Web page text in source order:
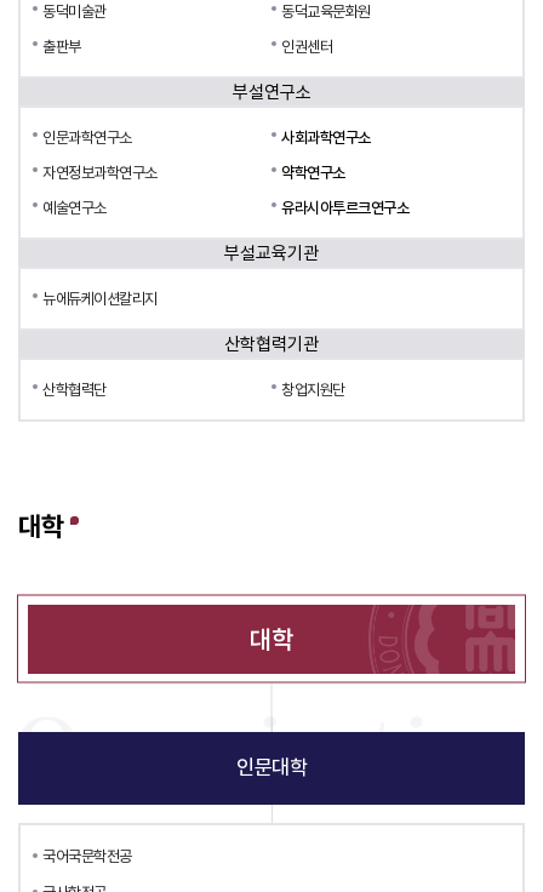
동덕미술관
동덕교육문화원
출판부
인권센터
부설연구소
인문과학연구소
사회과학연구소
자연정보과학연구소
약학연구소
예술연구소
유라시아투르크연구소
부설교육기관
뉴에듀케이션칼리지
산학협력기관
산학협력단 창업지원단
대학
대학
인문대학
국어국문학전공